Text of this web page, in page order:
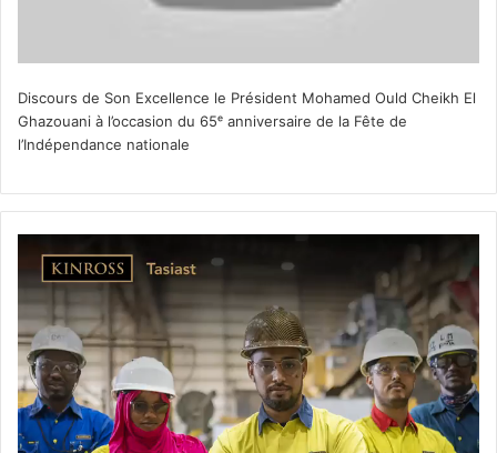
Discours de Son Excellence le Président Mohamed Ould Cheikh El
Ghazouani à l’occasion du 65ᵉ anniversaire de la Fête de
l’Indépendance nationale